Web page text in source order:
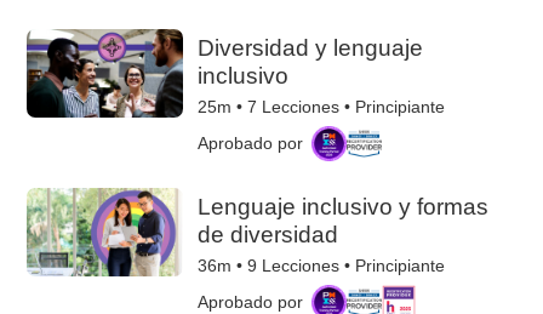
Diversidad y lenguaje
inclusivo
25m •7 Lecciones • Principiante
Aprobado por
Lenguaje inclusivo y formas
de diversidad
36m •9 Lecciones • Principiante
Aprobado por